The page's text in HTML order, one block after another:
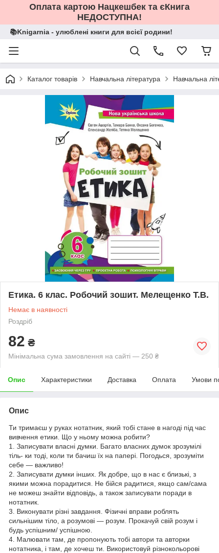
Оплата картою Нацкешбек та єКнига
НЕДОСТУПНА!
📚Knigarnia - улюблені книги для всієї родини!
Каталог товарів Навчальна література Навчальна
Етика. 6 клас. Робочий зошит. Мелещенко Т.В.
Немає в наявності
Роздріб
82 ₴
Мінімальна сума замовлення на сайті — 250 ₴
Опис Характеристики Доставка Оплата Умови
Опис
Ти тримаєш у руках нотатник, який тобі стане в нагоді під час
вивчення етики. Що у ньому можна робити?
1. Записувати власні думки. Багато власних думок зрозумілі
тіль- ки тоді, коли ти бачиш їх на папері. Погодься, зрозуміти
себе — важливо!
2. Записувати думки інших. Як добре, що в нас є близькі, з
якими можна порадитися. Не бійся радитися, якщо сам/сама
не можеш знайти відповідь, а також записувати поради в
нотатник.
3. Виконувати різні завдання. Фізичні вправи роблять
сильнішим тіло, а розумові — розум. Прокачуй свій розум і
будь успішним/ успішною.
4. Малювати там, де пропонують тобі автори та авторки
нотатника, і там, де хочеш ти. Використовуй різнокольорові